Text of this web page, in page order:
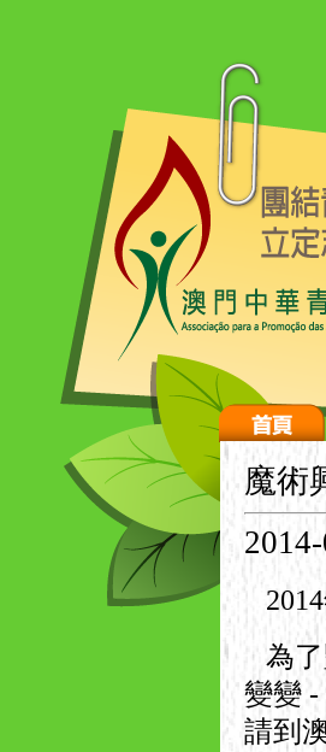
魔術
2014
為了
變變 -
請到